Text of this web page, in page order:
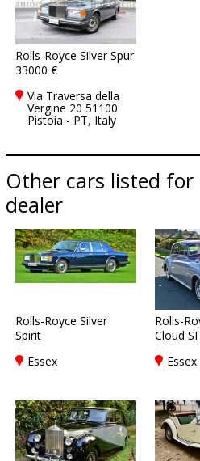
Rolls-Royce Silver Spur
33000 €
Via Traversa della
Vergine 20 51100
Pistoia - PT, Italy
Other cars listed for
dealer
Rolls-Royce Silver
Spirit
Essex
Rolls-
Cloud SI
Essex